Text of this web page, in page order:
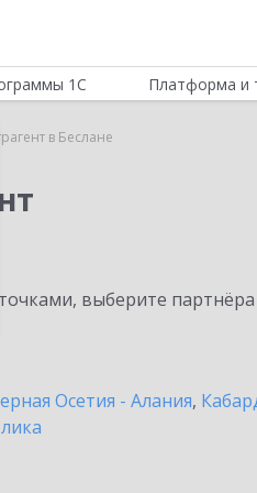
1С Платформа и
в Беслане
выберите
Осетия - Алания,